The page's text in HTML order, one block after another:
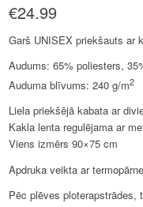
€24.99
Garš UNISEX priekšauts ar
Audums: 65% poliesters,
Auduma blīvums: 240 g/m2
Liela priekšējā kabata ar
Kakla lenta regulējama ar
Viens izmērs 90×75 cm
Apdruka veikta ar
Pēc plēves ploterapstrādes,